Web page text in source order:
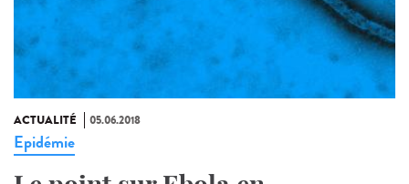
ACTUALITÉ 05.06.2018
Epidémie